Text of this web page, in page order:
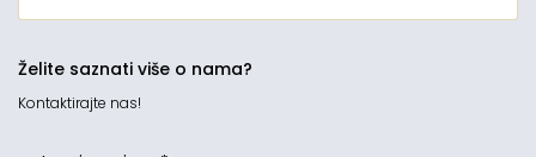
Želite saznati više o nama?
Kontaktirajte nas!